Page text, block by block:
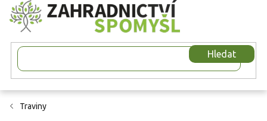
Přejít
na
obsah
Hledat
Traviny